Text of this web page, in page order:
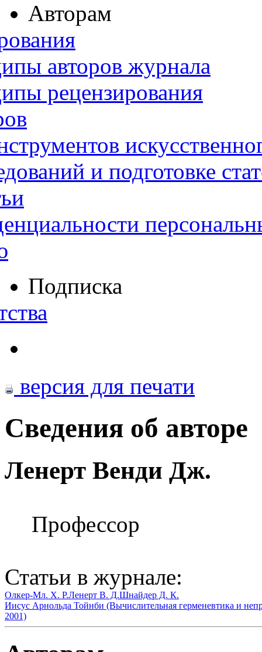
Авторам
авторов журнала
рецензирования
и подготовке
Подписка
версия для печати
Сведения об авторе
Ленерт Венди Дж.
Профессор
Статьи в журнале:
Олкер-Мл. Х. Р.Ленерт В. Д.Шнайдер Д. К.
Иисус Арнольда Тойнби (Вычислительная герменевтика и
2001)